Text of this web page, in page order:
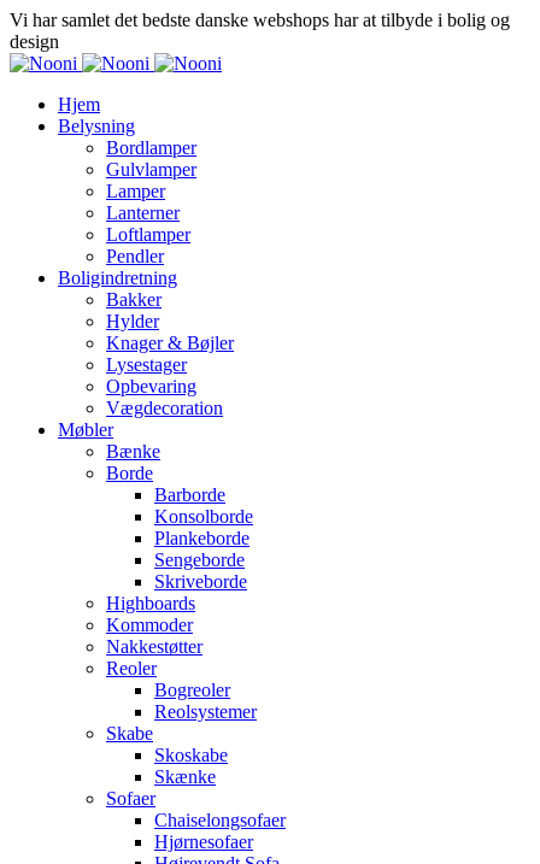
Vi har samlet det bedste danske webshops har at tilbyde i bolig og
design
Hjem
Belysning
Bordlamper
Gulvlamper
Lamper
Lanterner
Loftlamper
Pendler
Boligindretning
Bakker
Hylder
Knager & Bøjler
Lysestager
Opbevaring
Vægdecoration
Møbler
Bænke
Borde
Barborde
Konsolborde
Plankeborde
Sengeborde
Skriveborde
Highboards
Kommoder
Nakkestøtter
Reoler
Bogreoler
Reolsystemer
Skabe
Skoskabe
Skænke
Sofaer
Chaiselongsofaer
Hjørnesofaer